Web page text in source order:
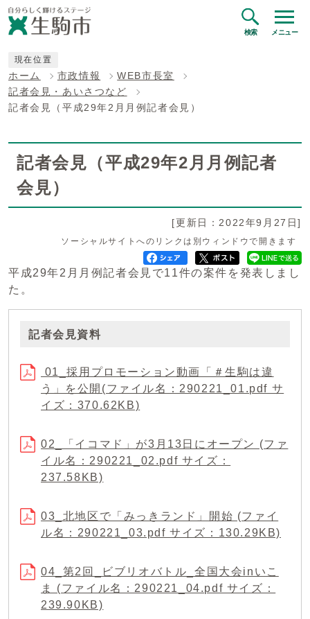
検索 メニュー
現在位置
ホーム 市政情報
WEB市長室
記者会見・あいさつなど
記者会見（平成29年2月月例記者会見）
記者会見（平成29年2月月例記者
会見）
[更新日：2022年9月27日]
ソーシャルサイトへのリンクは別ウィンドウで開きます
平成29年2月月例記者会見で11件の案件を発表しまし
た。
記者会見資料
01_採用プロモーション動画「＃生駒は違
う」を公開(ファイル名：290221_01.pdf サ
イズ：370.62KB)
02_「イコマド」が3月13日にオープン (ファ
イル名：290221_02.pdf サイズ：
237.58KB)
03_北地区で「みっきランド」開始 (ファイ
ル名：290221_03.pdf サイズ：130.29KB)
04_第2回_ビブリオバトル_全国大会inいこ
ま (ファイル名：290221_04.pdf サイズ：
239.90KB)